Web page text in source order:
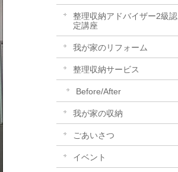
整理収納アドバイザー2級認
定講座
我が家のリフォーム
整理収納サービス
Before/After
我が家の収納
ごあいさつ
イベント